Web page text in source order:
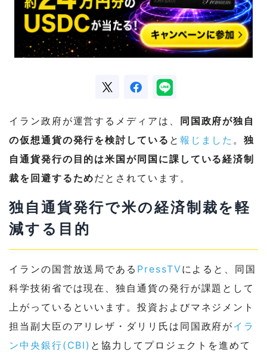
イラン政府が運営するメディアは、
同国政府が独自
の仮想通貨の発行を検討している と 報じました 。独
自通貨発行の目的は米国が同国に課している経済制
裁を回避するためだとされています。
独自通貨発行で米の経済制裁を軽
減する目的
イランの国営放送局である PressTVによると、同国
科学技術省では現在、独自通貨の発行が課題として
上がっているといいます。投資およびマネジメント
担当副大臣のアリレザ・ダリリ氏は同国政府がイラ
ン中央銀行(CBI) と協力してプロジェクトを進めて